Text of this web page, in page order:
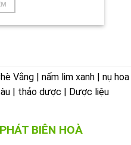
Vằng | nấm lim xanh | nụ hoa
| thảo dược | Dược liệu
BIÊN HOÀ